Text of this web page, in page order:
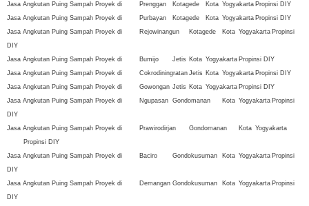
Jasa Angkutan Puing Sampah Proyek di
Prenggan Kotagede Kota Yogyakarta Propinsi DIY
Jasa Angkutan Puing Sampah Proyek di
Purbayan Kotagede Kota Yogyakarta Propinsi DIY
Jasa Angkutan Puing Sampah Proyek di
Rejowinangun Kotagede Kota Yogyakarta Propinsi
DIY
Jasa Angkutan Puing Sampah Proyek di
Bumijo Jetis Kota Yogyakarta Propinsi DIY
Jasa Angkutan Puing Sampah Proyek di
Cokrodiningratan Jetis Kota Yogyakarta Propinsi DIY
Jasa Angkutan Puing Sampah Proyek di
Gowongan Jetis Kota Yogyakarta Propinsi DIY
Jasa Angkutan Puing Sampah Proyek di
Ngupasan Gondomanan Kota Yogyakarta Propinsi
DIY
Jasa Angkutan Puing Sampah Proyek di
Prawirodirjan Gondomanan Kota Yogyakarta
Propinsi DIY
Jasa Angkutan Puing Sampah Proyek di
Baciro Gondokusuman Kota Yogyakarta Propinsi
DIY
Jasa Angkutan Puing Sampah Proyek di
Demangan Gondokusuman Kota Yogyakarta Propinsi
DIY